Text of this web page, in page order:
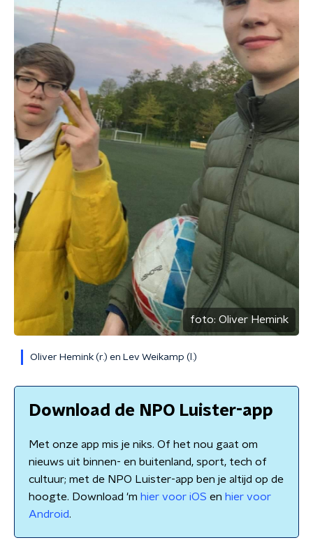
foto: Oliver Hemink
Oliver Hemink (r.) en Lev Weikamp (l.)
Download de NPO Luister-app
Met onze app mis je niks. Of het nou gaat om
nieuws uit binnen- en buitenland, sport, tech of
cultuur; met de NPO Luister-app ben je altijd op de
hoogte. Download 'm hier voor iOS en hier voor
Android.